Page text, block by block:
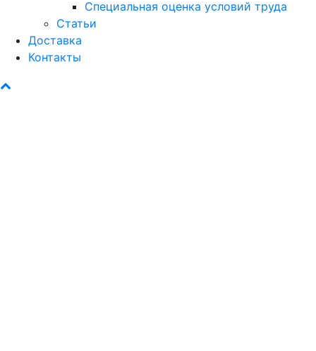
Специальная оценка условий труда
Статьи
Доставка
Контакты